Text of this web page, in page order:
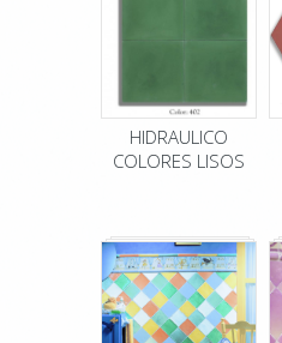
HIDRAULICO
COLORES LISOS